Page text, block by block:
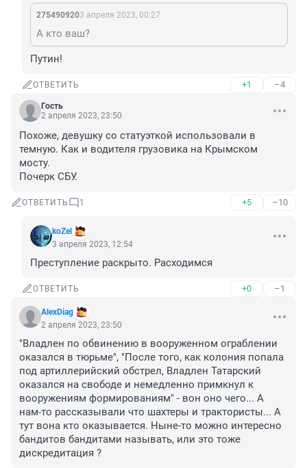
2754909203 апреля 2023, 00:27
А кто ваш?
Путин!
ОТВЕТИТЬ +1 –4
Гость
2 апреля 2023, 23:50
Похоже, девушку со статуэткой использовали в
темную. Как и водителя грузовика на Крымском
мосту.
Почерк СБУ.
ОТВЕТИТЬ 1 +5 –10
koZel
3 апреля 2023, 12:54
Преступление раскрыто. Расходимся
ОТВЕТИТЬ +0 –1
AlexDiag
2 апреля 2023, 23:50
"Владлен по обвинению в вооруженном ограблении
оказался в тюрьме", "После того, как колония попала
под артиллерийский обстрел, Владлен Татарский
оказался на свободе и немедленно примкнул к
вооружениям формированиям" - вон оно чего... А
нам-то рассказывали что шахтеры и трактористы... А
тут вона кто оказывается. Ныне-то можно интересно
бандитов бандитами называть, или это тоже
дискредитация ?